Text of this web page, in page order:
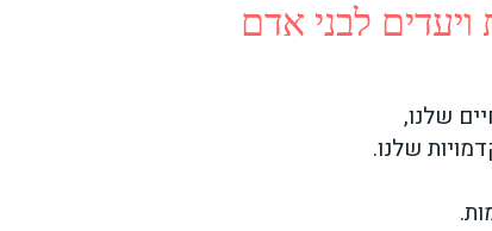
לבני אדם
שלנו,
שלנו.